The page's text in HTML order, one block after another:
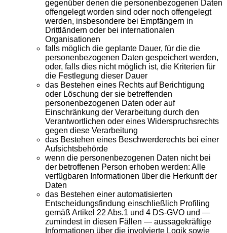
gegenüber denen die personenbezogenen Daten
offengelegt worden sind oder noch offengelegt
werden, insbesondere bei Empfängern in
Drittländern oder bei internationalen
Organisationen
falls möglich die geplante Dauer, für die die
personenbezogenen Daten gespeichert werden,
oder, falls dies nicht möglich ist, die Kriterien für
die Festlegung dieser Dauer
das Bestehen eines Rechts auf Berichtigung
oder Löschung der sie betreffenden
personenbezogenen Daten oder auf
Einschränkung der Verarbeitung durch den
Verantwortlichen oder eines Widerspruchsrechts
gegen diese Verarbeitung
das Bestehen eines Beschwerderechts bei einer
Aufsichtsbehörde
wenn die personenbezogenen Daten nicht bei
der betroffenen Person erhoben werden: Alle
verfügbaren Informationen über die Herkunft der
Daten
das Bestehen einer automatisierten
Entscheidungsfindung einschließlich Profiling
gemäß Artikel 22 Abs.1 und 4 DS-GVO und —
zumindest in diesen Fällen — aussagekräftige
Informationen über die involvierte Logik sowie